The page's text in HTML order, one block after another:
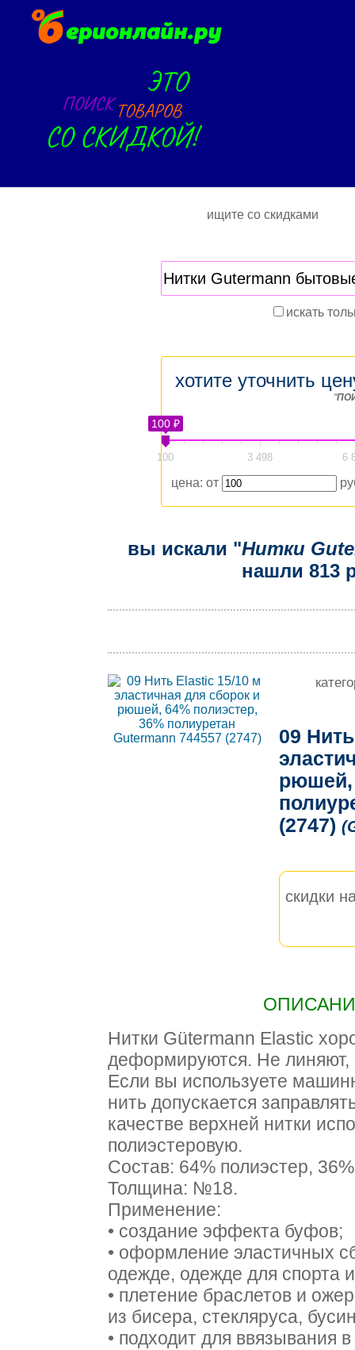
ищите со скидками
искать
хотите уточнить
"
100 ₽
100 3 498 6
цена: от
вы искали "Нитки
нашли 813
09
рюшей,
(2747)
скидки
Нитки Gütermann Elastic
деформируются. Не
Если вы используете
нить допускается
качестве верхней нитки
полиэстеровую.
Состав: 64% полиэстер,
Толщина: №18.
Применение:
• создание эффекта буфов;
• оформление эластичных
одежде, одежде для спорта
• плетение браслетов и
из бисера, стекляруса,
• подходит для ввязывания